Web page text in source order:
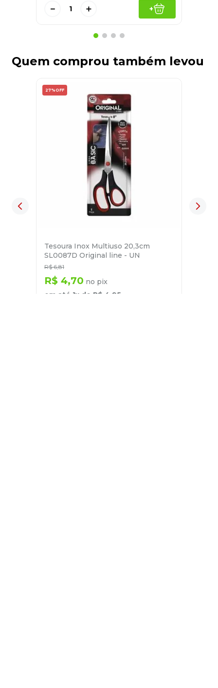
＋
－ +
Quem comprou também levou
27% OFF
Tesoura Inox Multiuso 20,3cm
SL0087D Original line - UN
R$ 6,81
R$ 4,70 no pix
em até 1x de R$ 4 95